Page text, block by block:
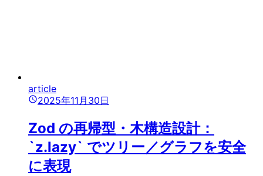
article
2025年11月30日
Zod の再帰型・木構造設計：
`z.lazy` でツリー／グラフを安全
に表現